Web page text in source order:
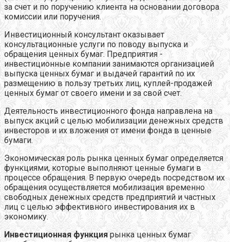
за счет и по поручению клиента на основании договора
комиссии или поручения.
Инвестиционный консультант оказывает
консультационные услуги по поводу выпуска и
обращения ценных бумаг. Предприятия -
инвестиционные компании занимаются организацией
выпуска ценных бумаг и выдачей гарантий по их
размещению в пользу третьих лиц, куплей-продажей
ценных бумаг от своего имени и за свой счет.
Деятельность инвестиционного фонда направлена на
выпуск акций с целью мобилизации денежных средств
инвесторов и их вложения от имени фонда в ценные
бумаги.
Экономическая роль рынка ценных бумаг определяется
функциями, которые выполняют ценные бумаги в
процессе обращения. В первую очередь посредством их
обращения осуществляется мобилизация временно
свободных денежных средств предприятий и частных
лиц с целью эффективного инвестирования их в
экономику.
Инвестиционная функция рынка ценных бумаг